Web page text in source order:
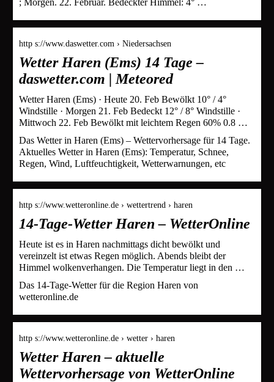
http s://www.daswetter.com › Niedersachsen
Wetter Haren (Ems) 14 Tage –
daswetter.com | Meteored
Wetter Haren (Ems) · Heute 20. Feb Bewölkt 10° / 4°
Windstille · Morgen 21. Feb Bedeckt 12° / 8° Windstille ·
Mittwoch 22. Feb Bewölkt mit leichtem Regen 60% 0.8 …
Das Wetter in Haren (Ems) – Wettervorhersage für 14 Tage.
Aktuelles Wetter in Haren (Ems): Temperatur, Schnee,
Regen, Wind, Luftfeuchtigkeit, Wetterwarnungen, etc
http s://www.wetteronline.de › wettertrend › haren
14-Tage-Wetter Haren – WetterOnline
Heute ist es in Haren nachmittags dicht bewölkt und
vereinzelt ist etwas Regen möglich. Abends bleibt der
Himmel wolkenverhangen. Die Temperatur liegt in den …
Das 14-Tage-Wetter für die Region Haren von
wetteronline.de
http s://www.wetteronline.de › wetter › haren
Wetter Haren – aktuelle
Wettervorhersage von WetterOnline